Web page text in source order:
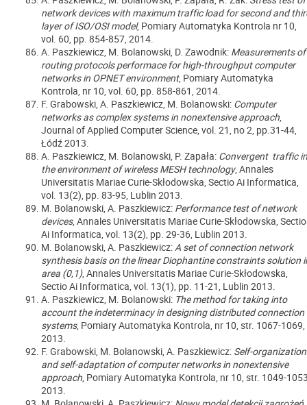
network devices with maximum traffic load for second and
layer of ISO/OSI model, Pomiary Automatyka Kontrola nr 10,
vol. 60, pp. 854-857, 2014.
A. Paszkiewicz, M. Bolanowski, D. Zawodnik: Measurements of
routing protocols performace for high-throughput computer
networks in OPNET environment, Pomiary Automatyka
Kontrola, nr 10, vol. 60, pp. 858-861, 2014.
F. Grabowski, A. Paszkiewicz, M. Bolanowski: Computer
networks as complex systems in nonextensive approach,
Journal of Applied Computer Science, vol. 21, no 2, pp.31-44,
Łódź 2013.
A. Paszkiewicz, M. Bolanowski, P. Zapała: Convergent traffic in
the environment of wireless MESH technology, Annales
Universitatis Mariae Curie-Skłodowska, Sectio Ai Informatica,
vol. 13(2), pp. 83-95, Lublin 2013.
M. Bolanowski, A. Paszkiewicz: Performance test of network
devices, Annales Universitatis Mariae Curie-Skłodowska, Sectio
Ai Informatica, vol. 13(2), pp. 29-36, Lublin 2013.
M. Bolanowski, A. Paszkiewicz:A set of connection network
synthesis basis on the linear Diophantine constraints solution
area (0,1), Annales Universitatis Mariae Curie-Skłodowska,
Sectio Ai Informatica, vol. 13(1), pp. 11-21, Lublin 2013.
A. Paszkiewicz, M. Bolanowski: The method for taking into
account the indeterminacy in designing distributed connection
systems, Pomiary Automatyka Kontrola, nr 10, str. 1067-1069,
2013.
F. Grabowski, M. Bolanowski, A. Paszkiewicz: Self-organization
and self-adaptation of computer networks in nonextensive
approach, Pomiary Automatyka Kontrola, nr 10, str. 1049-
2013.